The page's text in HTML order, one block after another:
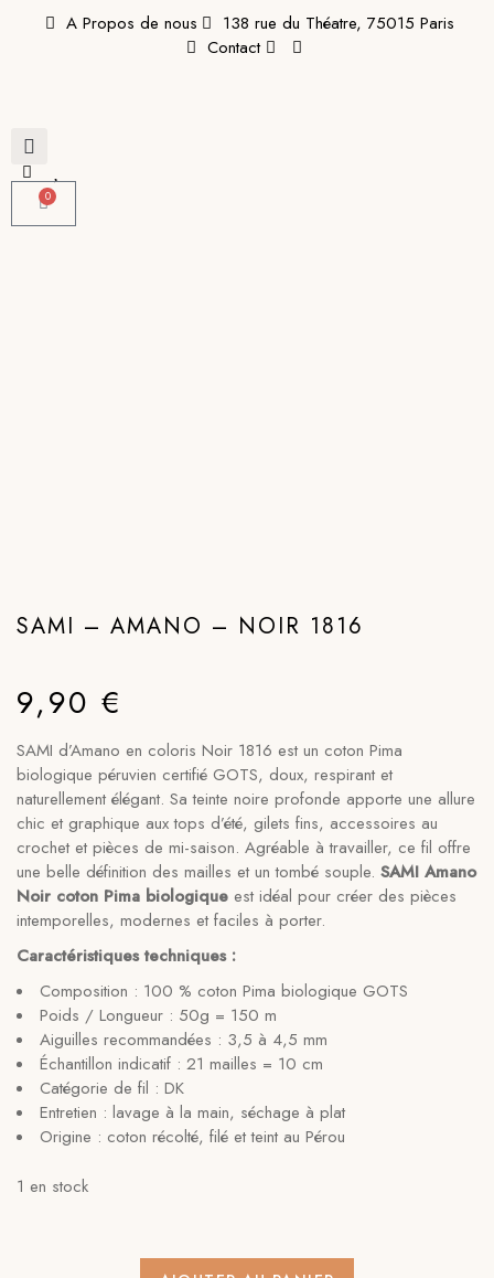
A Propos de nous
138 rue du Théatre, 75015 Paris
Contact
0
SAMI – AMANO – NOIR 1816
9,90 €
SAMI d’Amano en coloris Noir 1816 est un coton Pima
biologique péruvien certifié GOTS, doux, respirant et
naturellement élégant. Sa teinte noire profonde apporte une allure
chic et graphique aux tops d’été, gilets fins, accessoires au
crochet et pièces de mi-saison. Agréable à travailler, ce fil offre
une belle définition des mailles et un tombé souple. SAMI Amano
Noir coton Pima biologique est idéal pour créer des pièces
intemporelles, modernes et faciles à porter.
Caractéristiques techniques :
Composition : 100 % coton Pima biologique GOTS
Poids / Longueur : 50g = 150 m
Aiguilles recommandées : 3,5 à 4,5 mm
Échantillon indicatif : 21 mailles = 10 cm
Catégorie de fil : DK
Entretien : lavage à la main, séchage à plat
Origine : coton récolté, filé et teint au Pérou
1 en stock